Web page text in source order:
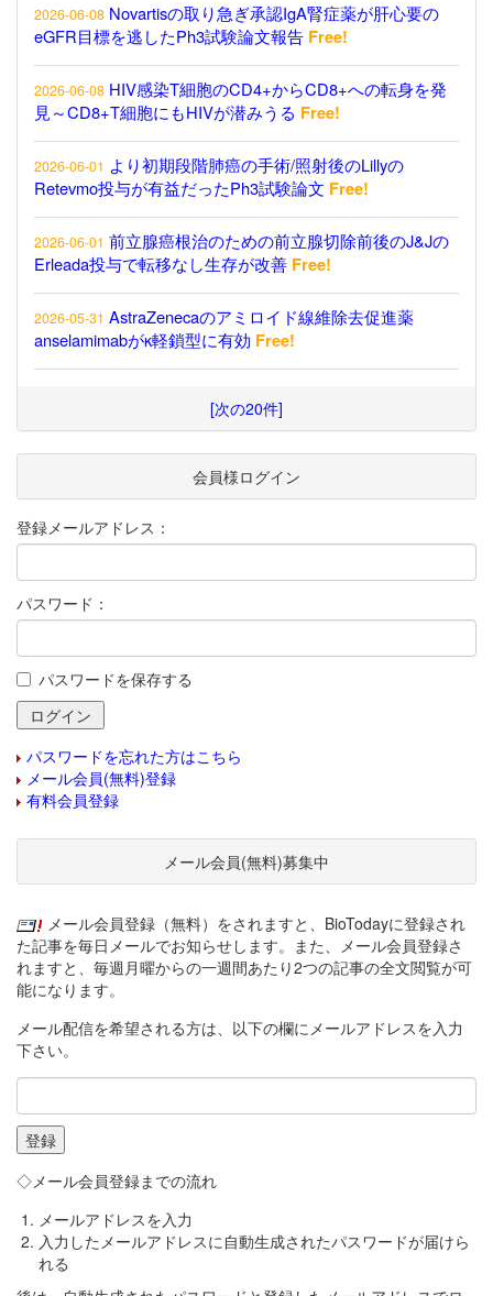
2026-06-08 Novartisの取り急ぎ承認IgA腎症薬が肝心要の
eGFR目標を逃したPh3試験論文報告 Free!
2026-06-08 HIV感染T細胞のCD4+からCD8+への転身を発
見～CD8+T細胞にもHIVが潜みうる Free!
2026-06-01 より初期段階肺癌の手術/照射後のLillyの
Retevmo投与が有益だったPh3試験論文 Free!
2026-06-01 前立腺癌根治のための前立腺切除前後のJ&Jの
Erleada投与で転移なし生存が改善 Free!
2026-05-31 AstraZenecaのアミロイド線維除去促進薬
anselamimabがκ軽鎖型に有効 Free!
[次の20件]
会員様ログイン
登録メールアドレス：
パスワード：
パスワードを保存する
パスワードを忘れた方はこちら
メール会員(無料)登録
有料会員登録
メール会員(無料)募集中
メール会員登録（無料）をされますと、BioTodayに登録され
た記事を毎日メールでお知らせします。また、メール会員登録さ
れますと、毎週月曜からの一週間あたり2つの記事の全文閲覧が可
能になります。
メール配信を希望される方は、以下の欄にメールアドレスを入力
下さい。
◇メール会員登録までの流れ
メールアドレスを入力
入力したメールアドレスに自動生成されたパスワードが届けら
れる